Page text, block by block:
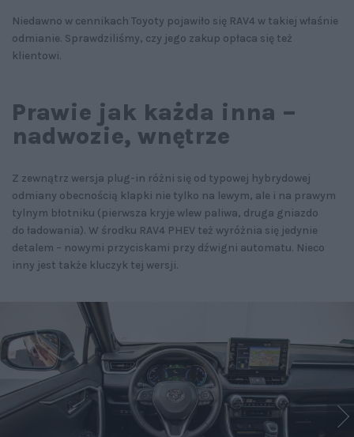
Niedawno w cennikach Toyoty pojawiło się RAV4 w takiej właśnie
odmianie. Sprawdziliśmy, czy jego zakup opłaca się też
klientowi.
Prawie jak każda inna –
nadwozie, wnętrze
Z zewnątrz wersja plug-in różni się od typowej hybrydowej
odmiany obecnością klapki nie tylko na lewym, ale i na prawym
tylnym błotniku (pierwsza kryje wlew paliwa, druga gniazdo
do ładowania). W środku RAV4 PHEV też wyróżnia się jedynie
detalem – nowymi przyciskami przy dźwigni automatu. Nieco
inny jest także kluczyk tej wersji.